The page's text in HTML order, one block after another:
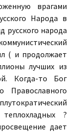
врагами
Народа в
русского народа
( и продолжает
лучших из
Когда-то Бог
Православного
?
дает